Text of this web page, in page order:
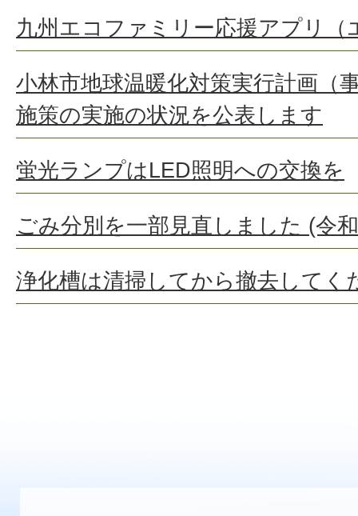
九州エコファミリー応援アプリ
小林市地球温暖化対策実行計画（
施策の実施の状況を公表します
蛍光ランプはLED照明への交換を
ごみ分別を一部見直しました (令
浄化槽は清掃してから撤去してく